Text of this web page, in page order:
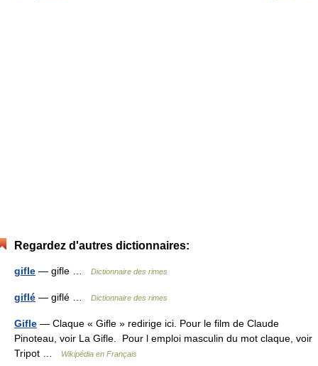
Regardez d'autres dictionnaires:
gifle — gifle … Dictionnaire des rimes
giflé — giflé … Dictionnaire des rimes
Gifle — Claque « Gifle » redirige ici. Pour le film de Claude
Pinoteau, voir La Gifle. Pour l emploi masculin du mot claque, voir
Tripot …
Wikipédia en Français